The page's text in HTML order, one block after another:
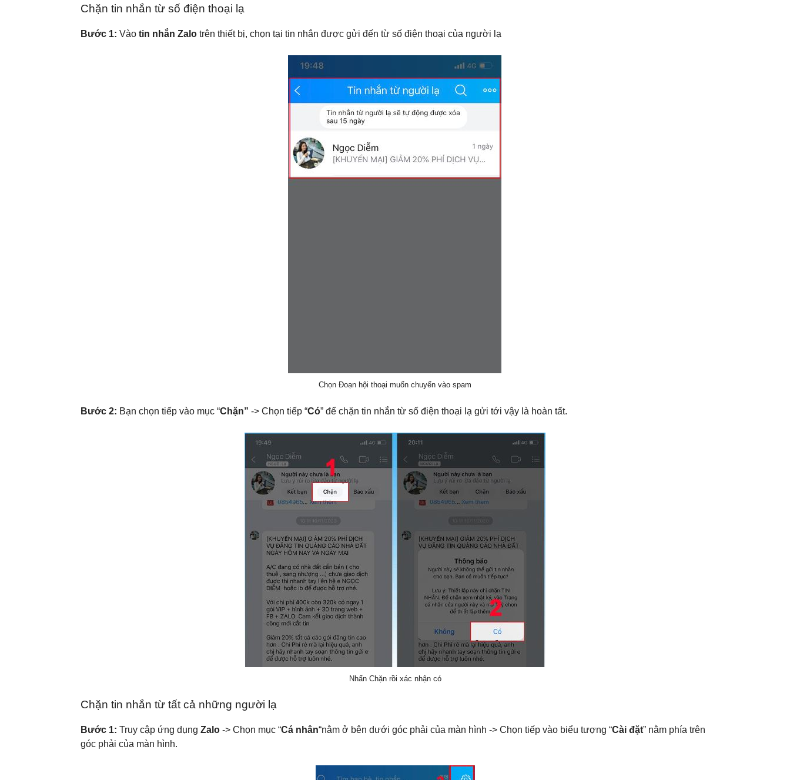
Chặn tin nhắn từ số điện thoại lạ
Bước 1: Vào tin nhắn Zalo trên thiết bị, chọn tại tin nhắn được gửi đến từ số điện thoại của người lạ
Chọn Đoạn hội thoại muốn chuyển vào spam
Bước 2: Bạn chọn tiếp vào mục “Chặn” -> Chọn tiếp “Có” để chặn tin nhắn từ số điện thoại lạ gửi tới vậy là hoàn tất.
Nhấn Chặn rồi xác nhận có
Chặn tin nhắn từ tất cả những người lạ
Bước 1: Truy cập ứng dụng Zalo -> Chọn mục “Cá nhân“nằm ở bên dưới góc phải của màn hình -> Chọn tiếp vào biểu tượng “Cài đặt” nằm phía trên
góc phải của màn hình.